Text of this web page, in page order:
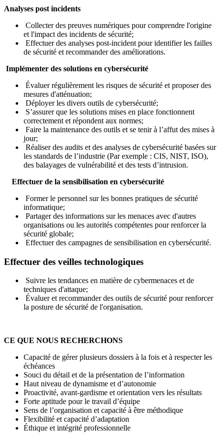
Analyses post incidents
Collecter des preuves numériques pour comprendre l'origine
et l'impact des incidents de sécurité;
Effectuer des analyses post-incident pour identifier les failles
de sécurité et recommander des améliorations.
Implémenter des solutions en cybersécurité
Évaluer régulièrement les risques de sécurité et proposer des
mesures d'atténuation;
Déployer les divers outils de cybersécurité;
S’assurer que les solutions mises en place fonctionnent
correctement et répondent aux normes;
Faire la maintenance des outils et se tenir à l’affut des mises à
jour;
Réaliser des audits et des analyses de cybersécurité basées sur
les standards de l’industrie (Par exemple : CIS, NIST, ISO),
des balayages de vulnérabilité et des tests d’intrusion.
Effectuer de la sensibilisation en cybersécurité
Former le personnel sur les bonnes pratiques de sécurité
informatique;
Partager des informations sur les menaces avec d'autres
organisations ou les autorités compétentes pour renforcer la
sécurité globale;
Effectuer des campagnes de sensibilisation en cybersécurité.
Effectuer des veilles technologiques
Suivre les tendances en matière de cybermenaces et de
techniques d'attaque;
Évaluer et recommander des outils de sécurité pour renforcer
la posture de sécurité de l'organisation.
CE QUE NOUS RECHERCHONS
Capacité de gérer plusieurs dossiers à la fois et à respecter les
échéances
Souci du détail et de la présentation de l’information
Haut niveau de dynamisme et d’autonomie
Proactivité, avant-gardisme et orientation vers les résultats
Forte aptitude pour le travail d’équipe
Sens de l’organisation et capacité à être méthodique
Flexibilité et capacité d’adaptation
Éthique et intégrité professionnelle